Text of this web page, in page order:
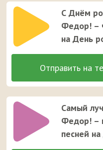
С Днём
Федор! –
на День
Самый
Федор! –
песней